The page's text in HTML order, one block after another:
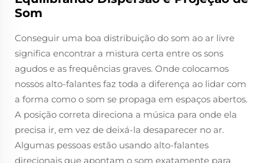
Som
Conseguir uma boa distribuição do som ao ar livre
significa encontrar a mistura certa entre os sons
agudos e as frequências graves. Onde colocamos
nossos alto-falantes faz toda a diferença ao lidar com
a forma como o som se propaga em espaços abertos.
A posição correta direciona a música para onde ela
precisa ir, em vez de deixá-la desaparecer no ar.
Algumas pessoas estão usando alto-falantes
direcionais que apontam o som exatamente para